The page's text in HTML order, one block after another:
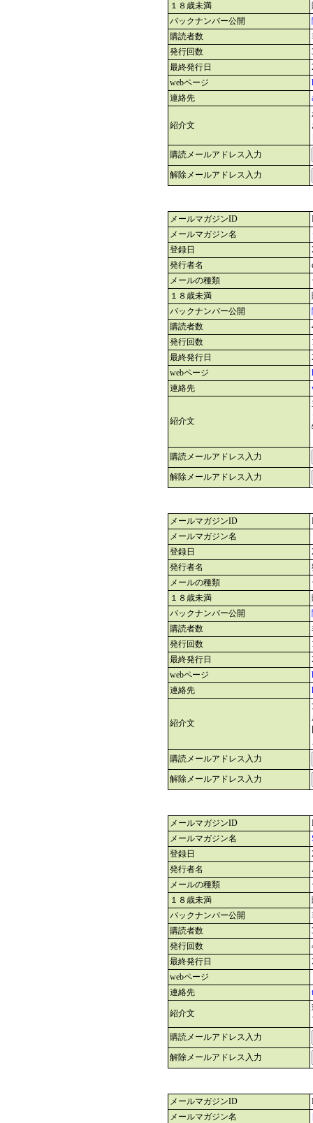
１８歳未満
バックナンバー公開
購読者数
発行回数
最終発行日
webページ
連絡先
紹介文
購読メールアドレス入力
解除メールアドレス入力
メールマガジンID
メールマガジン名
登録日
発行者名
メールの種類
１８歳未満
バックナンバー公開
購読者数
発行回数
最終発行日
webページ
連絡先
紹介文
購読メールアドレス入力
解除メールアドレス入力
メールマガジンID
メールマガジン名
登録日
発行者名
メールの種類
１８歳未満
バックナンバー公開
購読者数
発行回数
最終発行日
webページ
連絡先
紹介文
購読メールアドレス入力
解除メールアドレス入力
メールマガジンID
メールマガジン名
登録日
発行者名
メールの種類
１８歳未満
バックナンバー公開
購読者数
発行回数
最終発行日
webページ
連絡先
紹介文
購読メールアドレス入力
解除メールアドレス入力
メールマガジンID
メールマガジン名